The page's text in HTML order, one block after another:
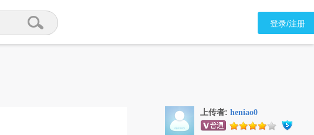
登录/注册
上传者: heniao0